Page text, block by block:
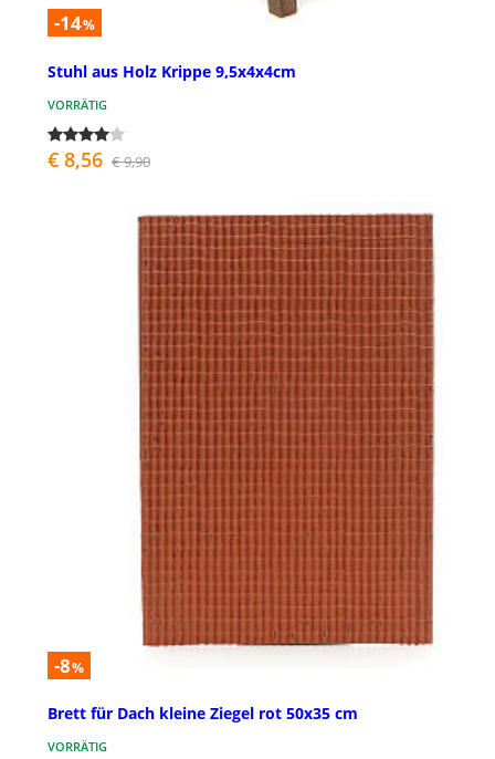
-14%
Stuhl aus Holz Krippe 9,5x4x4cm
VORRÄTIG
€ 8,56 € 9,90
-8%
Brett für Dach kleine Ziegel rot 50x35 cm
VORRÄTIG